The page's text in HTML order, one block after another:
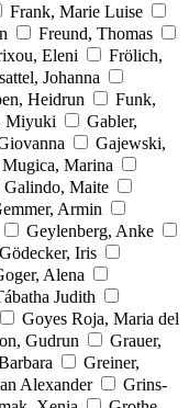
Frank, Marie Luise
Freund, Thomas
Eleni
Frölich,
Johanna
Heidrun
Funk,
Miyuki
Gabler,
Gajewski,
Marina
Maite
Armin
Geylenberg, Anke
Gödecker, Iris
Alena
Judith
Goyes Roja, Maria del
Gudrun
Grauer,
Greiner,
Alexander
Grins-